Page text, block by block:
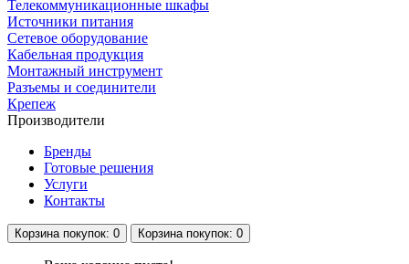
Телекоммуникационные шкафы
Источники питания
Сетевое оборудование
Кабельная продукция
Монтажный инструмент
Разъемы и соединители
Крепеж
Производители
Бренды
Готовые решения
Услуги
Контакты
Корзинапокупок: 0 Корзинапокупок: 0